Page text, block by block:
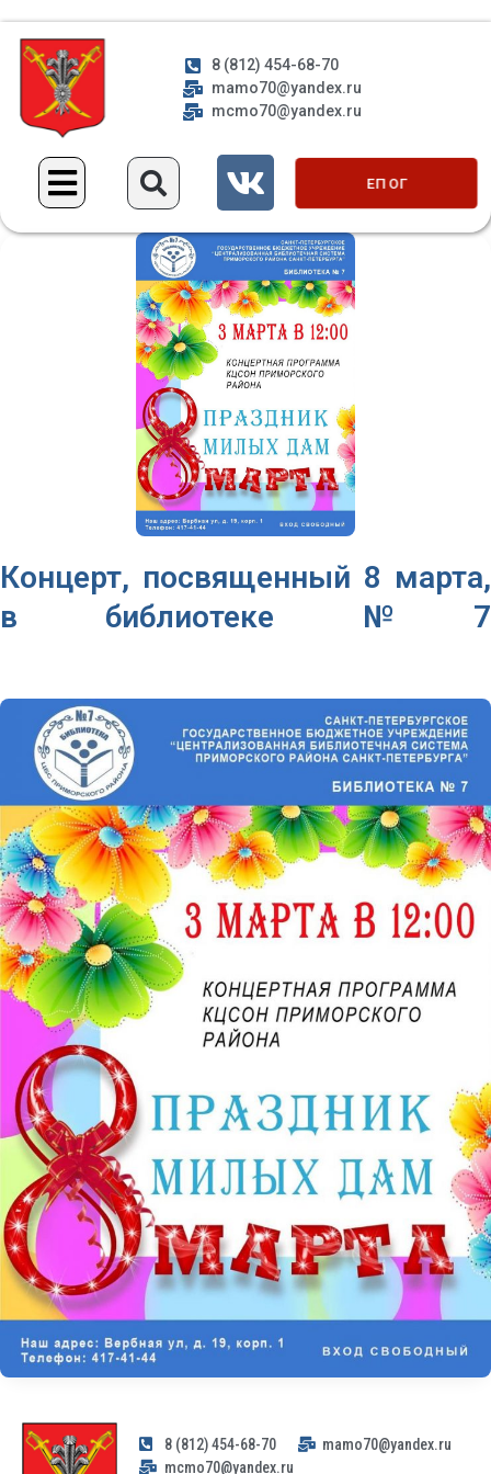
8 (812) 454-68-70
mamo70@yandex.ru
mcmo70@yandex.ru
ЕП ОГ
Концерт, посвященный 8 марта,
в библиотеке №7
8 (812) 454-68-70
mamo70@yandex.ru
mcmo70@yandex.ru